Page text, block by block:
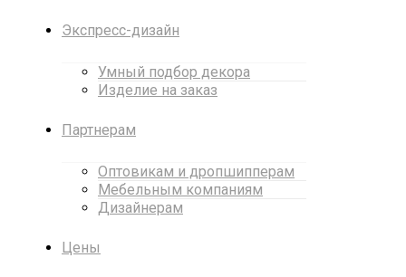
Экспресс-дизайн
Умный подбор декора
Изделие на заказ
Партнерам
Оптовикам и дропшипперам
Мебельным компаниям
Дизайнерам
Цены